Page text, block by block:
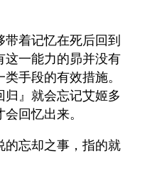
带着记忆在死后回到
这一能力的昴并没有
手段的有效措施。
』就会忘记艾姬多
回忆出来。
的忘却之事，指的就